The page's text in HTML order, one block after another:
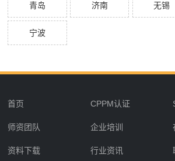
青岛 济南 无锡
宁波
首页 CPPM认证
师资团队 企业培训
资料下载 行业资讯